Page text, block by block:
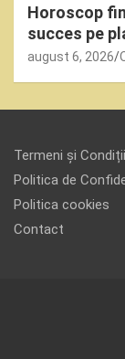
Horoscop
succes pe
august 6, 2026
Termeni și Condiții
Politica de
Politica cookies
Contact